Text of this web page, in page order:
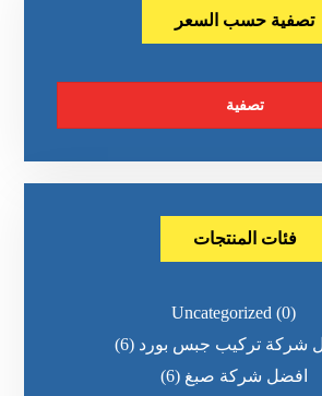
تصفية حسب السعر
تصفية
فئات المنتجات
Uncategorized (0)
شركة تركيب جبس بورد (6)
افضل شركة صبغ (6)